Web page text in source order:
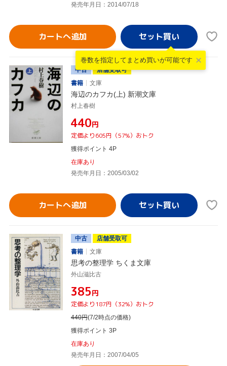
発売年月日：2014/07/18
カートへ追加
巻数を指定して まとめ買いが可能です
中古
店舗受取可
書籍
文庫
海辺のカフカ(上) 新潮文庫
村上春樹
¥440円
定価より605円（57%）おトク
獲得ポイント 4P
在庫あり
発売年月日：2005/03/02
カートへ追加
中古
店舗受取可
書籍
文庫
思考の整理学 ちくま文庫
外山滋比古
¥385円
定価より187円（32%）おトク
440円(7/2時点の価格)
獲得ポイント 3P
在庫あり
発売年月日：2007/04/05